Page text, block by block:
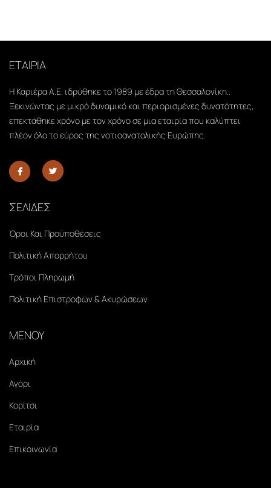
ΕΤΑΙΡΙΑ
Η Καριέρα Α.Ε. ιδρύθηκε το 1989 με έδρα τη Θεσσαλονίκη..
Ξεκινώντας με μικρό δυναμικό και περιορισμένες δυνατότητες,
επεκτάθηκε χρόνο με τον χρόνο σε μια εταιρία που καλύπτει
πλέον όλο το εύρος της νοτιοανατολικής Ευρώπης.
ΣΕΛΙΔΕΣ
Όροι Και Προϋποθέσεις
Πολιτική Απορρήτου
Τρόποι Πληρωμή
Πολιτική Επιστροφών & Ακυρώσεων
ΜΕΝΟΥ
Αρχική
Αγόρι
Κορίτσι
Εταιρία
Επικοινωνία